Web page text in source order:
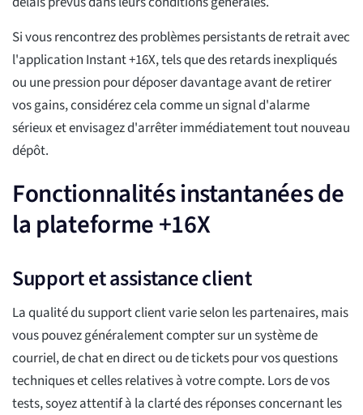
Si vous rencontrez des problèmes persistants de retrait avec
l'application Instant +16X, tels que des retards inexpliqués
ou une pression pour déposer davantage avant de retirer
vos gains, considérez cela comme un signal d'alarme
sérieux et envisagez d'arrêter immédiatement tout nouveau
dépôt.
Fonctionnalités instantanées de
la plateforme +16X
Support et assistance client
La qualité du support client varie selon les partenaires, mais
vous pouvez généralement compter sur un système de
courriel, de chat en direct ou de tickets pour vos questions
techniques et celles relatives à votre compte. Lors de vos
tests, soyez attentif à la clarté des réponses concernant les